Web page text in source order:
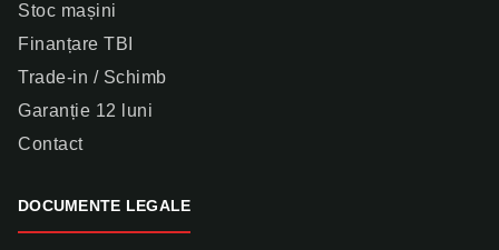
Stoc mașini
Finanțare TBI
Trade-in / Schimb
Garanție 12 luni
Contact
DOCUMENTE LEGALE